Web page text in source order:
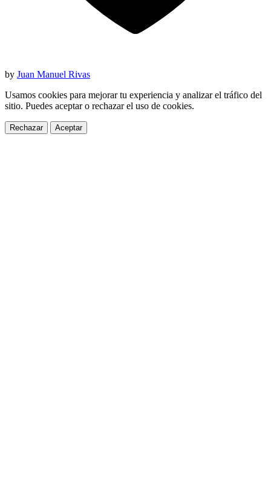
by Juan Manuel Rivas
Usamos cookies para mejorar tu experiencia y analizar el tráfico del
sitio. Puedes aceptar o rechazar el uso de cookies.
Rechazar Aceptar